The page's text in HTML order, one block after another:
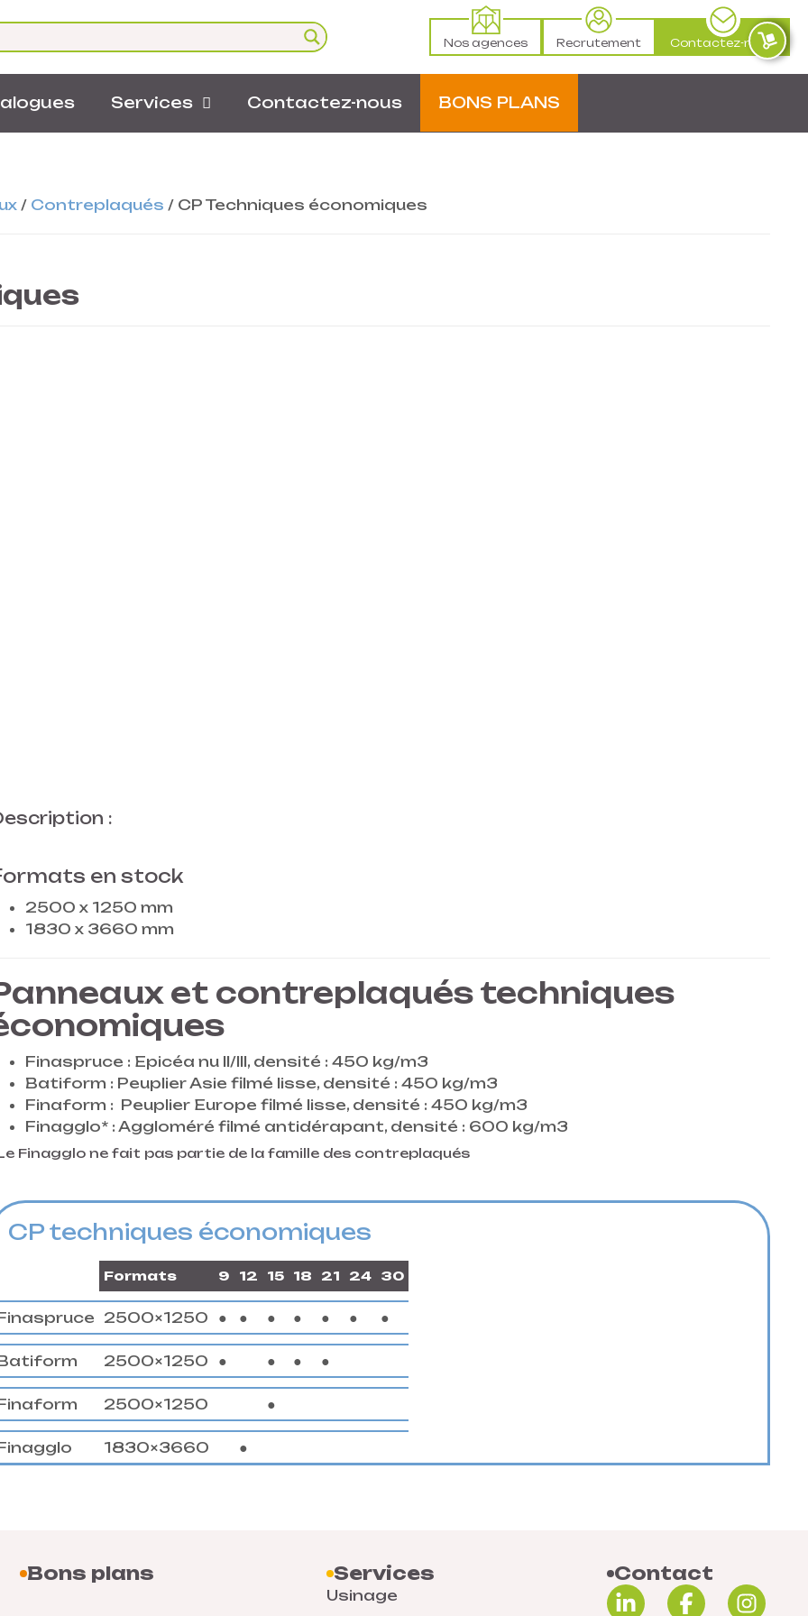
Nos agences Recrutement Contactez-nous
Services Contactez-nous BONS PLANS
/ Contreplaqués / CP Techniques économiques
:
en stock
2500 x 1250 mm
1830 x 3660 mm
et contreplaqués techniques
Finaspruce : Epicéa nu II/III, densité : 450 kg/m3
Batiform : Peuplier Asie filmé lisse, densité : 450 kg/m3
Finaform : Peuplier Europe filmé lisse, densité : 450 kg/m3
Finagglo* : Aggloméré filmé antidérapant, densité : 600 kg/m3
Finagglo ne fait pas partie de la famille des contreplaqués
CP techniques économiques
Formats 9 12 15 18 21 24 30
2500×1250 ● ● ● ● ● ● ●
2500×1250 ● ● ● ●
2500×1250 ●
1830×3660 ●
Bons plans Services
Usinage
Contact